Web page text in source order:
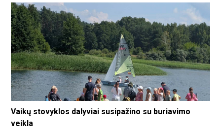
Vaikų stovyklos dalyviai susipažino su buriavimo
veikla